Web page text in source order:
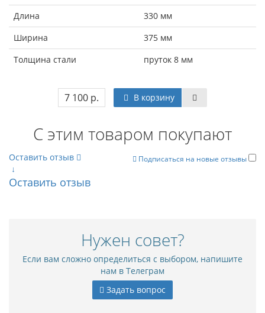
Длина
330 мм
Ширина
375 мм
Толщина стали
пруток 8 мм
7 100 р. В корзину
С этим товаром покупают
Подписаться на новые отзывы
Оставить отзыв
↓
Оставить отзыв
Нужен совет?
Если вам сложно определиться с выбором, напишите
нам в Телеграм
Задать вопрос